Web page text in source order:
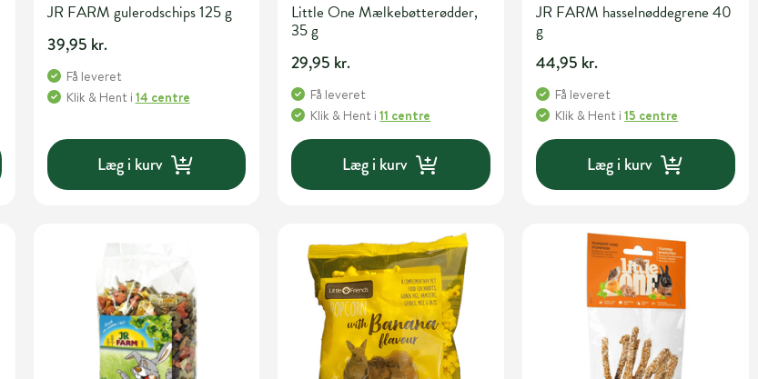
JR FARM gulerodschips 125 g
39,95 kr.
Få leveret
Klik & Hent i 14 centre
Læg i kurv
Little One Mælkebøtterødder,
35 g
29,95 kr.
Få leveret
Klik & Hent i11 centre
Læg i kurv
JR FARM hasselnøddegrene 40
g
44,95 kr.
Få leveret
Klik & Hent i15 centre
Læg i kurv